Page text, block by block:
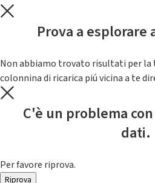
Prova a
Non abbiamo trovato risultati per la
colonnina di ricarica piú vicina a te
C'è un problema
dati.
Per favore riprova.
Riprova